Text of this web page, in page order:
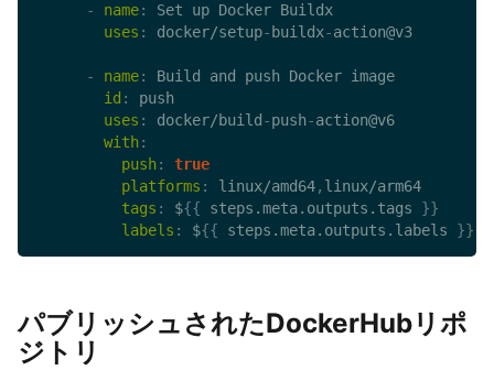
- name:
Set up Docker Buildx
uses : docker/setup- buildx-action@v3
- name:
Build and push Docker image
id :
push
uses : docker/build -push-action@v6
with:
push:
true
platforms : linux/amd64, linux/arm64
tags : ${{ steps.meta.outputs.tags }}
labels : ${{ steps.meta.outputs.labels }}
パブリッシュされたDockerHubリポ
ジトリ